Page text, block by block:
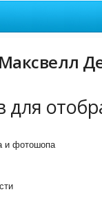
для
и фотошопа